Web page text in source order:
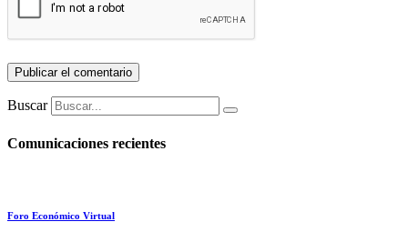
Buscar
Comunicaciones recientes
Foro Económico Virtual